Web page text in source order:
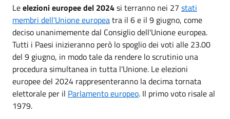
Leelezioni europee del 2024si terranno nei 27 stati
membri dell'Unione europeatra il 6 e il 9 giugno, come
deciso unanimemente dal Consiglio dell'Unione europea.
Tutti i Paesi inizieranno però lo spoglio dei voti alle 23.00
del 9 giugno, in modo tale da rendere lo scrutinio una
procedura simultanea in tutta l'Unione. Le elezioni
europee del 2024 rappresenteranno la decima tornata
elettorale per il Parlamento europeo. Il primo voto risale al
1979.